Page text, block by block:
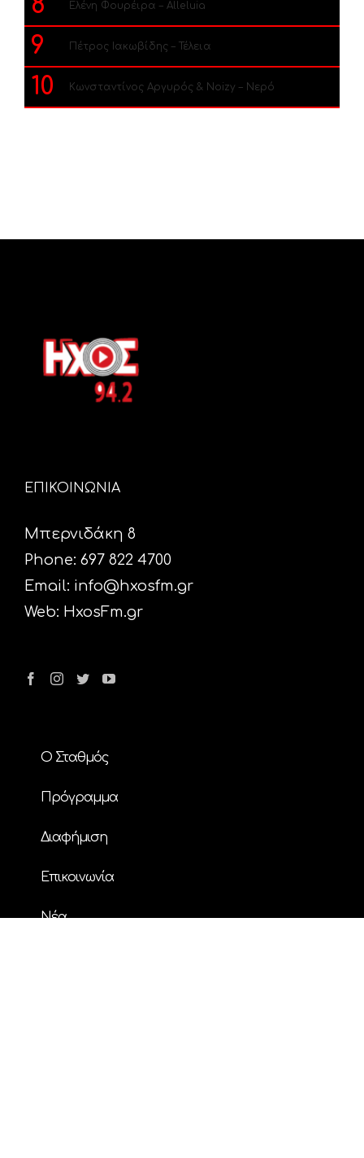
Ελένη Φουρέιρα – Alleluia
9 Πέτρος Ιακωβίδης – Τέλεια
10 Κωνσταντίνος Αργυρός & Noizy – Νερό
ΕΠΙΚΟΙΝΩΝΙΑ
Μπερνιδάκη 8
Phone: 697 822 4700
Email: info@hxosfm.gr
Web: HxosFm.gr
Ο Σταθμός
Πρόγραμμα
Διαφήμιση
Επικοινωνία
Nέα